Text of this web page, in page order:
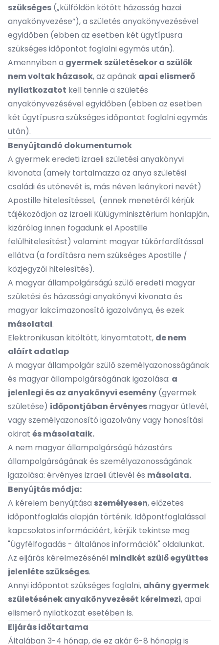
szükséges („külföldön kötött házasság hazai
anyakönyvezése”), a születés anyakönyvezésével
egyidőben (ebben az esetben két ügytípusra
szükséges időpontot foglalni egymás után).
Amennyiben a gyermek születésekor a szülők
nem voltak házasok, az apának apai elismerő
nyilatkozatot kell tennie a születés
anyakönyvezésével egyidőben (ebben az esetben
két ügytípusra szükséges időpontot foglalni egymás
után).
Benyújtandó dokumentumok
A gyermek eredeti izraeli születési anyakönyvi
kivonata (amely tartalmazza az anya születési
családi és utónevét is, más néven leánykori nevét)
Apostille hitelesítéssel, (ennek menetéről kérjük
tájékozódjon az Izraeli Külügyminisztérium honlapján,
kizárólag innen fogadunk el Apostille
felülhitelesítést) valamint magyar tükörfordítással
ellátva (a fordításra nem szükséges Apostille /
közjegyzői hitelesítés).
A magyar állampolgárságú szülő eredeti magyar
születési és házassági anyakönyvi kivonata és
magyar lakcímazonosító igazolványa, és ezek
másolatai.
Elektronikusan kitöltött, kinyomtatott, de nem
aláírt adatlap
A magyar állampolgár szülő személyazonosságának
és magyar állampolgárságának igazolása: a
jelenlegi és az anyakönyvi esemény (gyermek
születése) időpontjában érvényesmagyar útlevél,
vagy személyazonosító igazolvány vagy honosítási
okirat és másolataik.
A nem magyar állampolgárságú házastárs
állampolgárságának és személyazonosságának
igazolása: érvényes izraeli útlevél és másolata.
Benyújtás módja:
A kérelem benyújtása személyesen, előzetes
időpontfoglalás alapján történik. Időpontfoglalással
kapcsolatos információért, kérjük tekintse meg
"Ügyfélfogadás - általános információk" oldalunkat.
Az eljárás kérelmezésénél mindkét szülő együttes
jelenléte szükséges.
Annyi időpontot szükséges foglalni, ahány gyermek
születésének anyakönyvezését kérelmezi, apai
elismerő nyilatkozat esetében is.
Eljárás időtartama
Általában 3-4 hónap, de ez akár 6-8 hónapig is